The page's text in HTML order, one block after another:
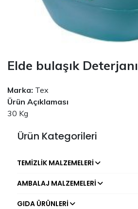
Ürün Kategorileri
TEMIZLIK MALZEMELERI
AMBALAJ MALZEMELERI
GIDA ÜRÜNLERI
Elde bulaşık Deterjanı
Marka: Tex
Ürün Açıklaması
30 Kg